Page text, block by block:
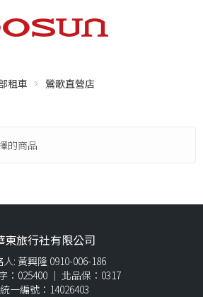
租車 鶯歌直營店
的商品
東旅行社有限公司
: 黃興隆 0910-006-186
：025400 ｜ 北品保：0317
統一編號：14026403